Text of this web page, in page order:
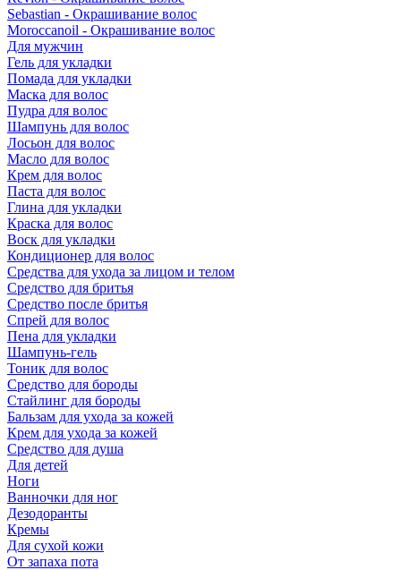
Sebastian - Окрашивание волос
Moroccanoil - Окрашивание волос
Для мужчин
Гель для укладки
Помада для укладки
Маска для волос
Пудра для волос
Шампунь для волос
Лосьон для волос
Масло для волос
Крем для волос
Паста для волос
Глина для укладки
Краска для волос
Воск для укладки
Кондиционер для волос
Средства для ухода за лицом и телом
Средство для бритья
Средство после бритья
Спрей для волос
Пена для укладки
Шампунь-гель
Тоник для волос
Средство для бороды
Стайлинг для бороды
Бальзам для ухода за кожей
Крем для ухода за кожей
Средство для душа
Для детей
Ноги
Ванночки для ног
Дезодоранты
Кремы
Для сухой кожи
От запаха пота